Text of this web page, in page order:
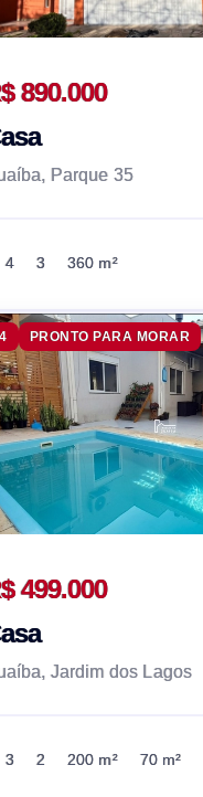
890.000
Parque 35
4 3 360 m²
PRONTO PARA MORAR
499.000
Jardim dos Lagos
3 2 200 m² 70 m²